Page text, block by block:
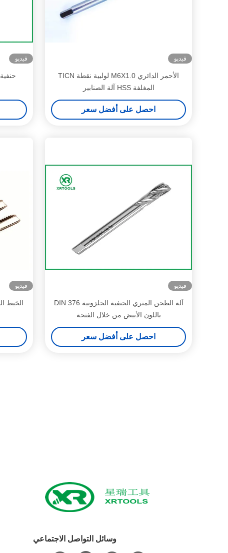
فيديو
الأحمر الدائري M6X1.0 لولبية نقطة TICN
المغلفة HSS آلة الصنابير
احصل على أفضل سعر
فيديو
فيديو
آلة الطحن المتري الحنفية الحلزونية DIN 376
باللون الأبيض من خلال الفتحة
احصل على أفضل سعر
فيديو
وسائل التواصل الاجتماعي